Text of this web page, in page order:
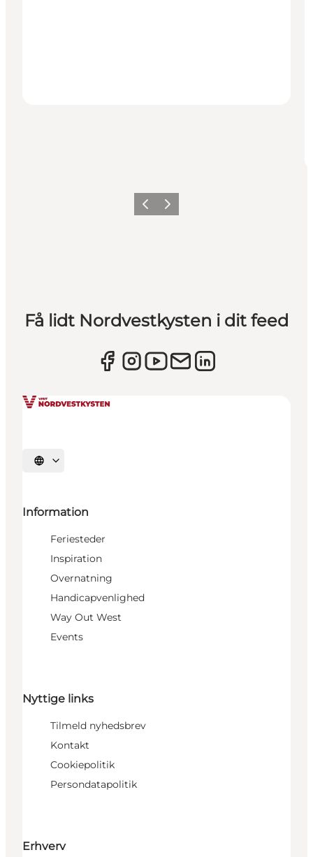
ForrigeNæste
Få lidt Nordvestkysten i dit feed
Vælg sprog
Information
Feriesteder
Inspiration
Overnatning
Handicapvenlighed
Way Out West
Events
Nyttige links
Tilmeld nyhedsbrev
Kontakt
Cookiepolitik
Persondatapolitik
Erhverv